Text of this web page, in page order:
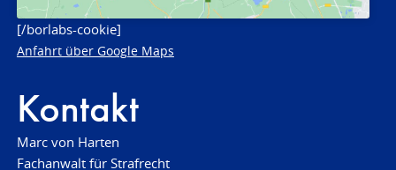
[/borlabs-cookie]
Anfahrt über Google Maps
Kontakt
Marc von Harten
Fachanwalt für Strafrecht